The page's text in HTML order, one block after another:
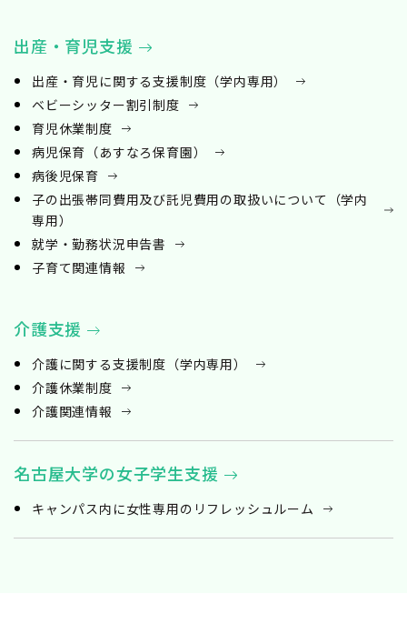
出産・育児支援
出産・育児に関する支援制度（学内専用）
ベビーシッター割引制度
育児休業制度
病児保育（あすなろ保育園）
病後児保育
子の出張帯同費用及び託児費用の取扱いについて（学内
専用）
就学・勤務状況申告書
子育て関連情報
介護支援
介護に関する支援制度（学内専用）
介護休業制度
介護関連情報
名古屋大学の女子学生支援
キャンパス内に女性専用のリフレッシュルーム